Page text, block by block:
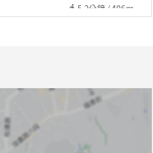
5.2分鐘 / 406m
5.2分鐘 /399m
分鐘 /